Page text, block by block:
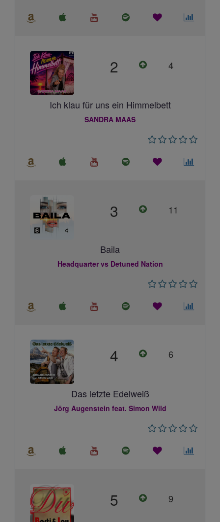
2 4
Ich klau für uns ein Himmelbett
SANDRA MAAS
3 11
Baila
Headquarter vs Detuned Nation
4 6
Das letzte Edelweiß
Jörg Augenstein feat. Simon Wild
5 9